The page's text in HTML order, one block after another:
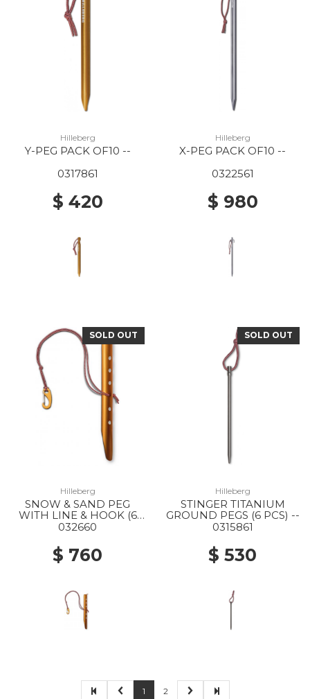
Hilleberg
Y-PEG PACK OF10 --
0317861
$ 420
Hilleberg
X-PEG PACK OF10 --
0322561
$ 980
SOLD OUT
Hilleberg
SNOW & SAND PEG
WITH LINE & HOOK (6
PCS) --
032660
$ 760
SOLD OUT
Hilleberg
STINGER TITANIUM
GROUND PEGS (6 PCS) --
0315861
$ 530
1 2